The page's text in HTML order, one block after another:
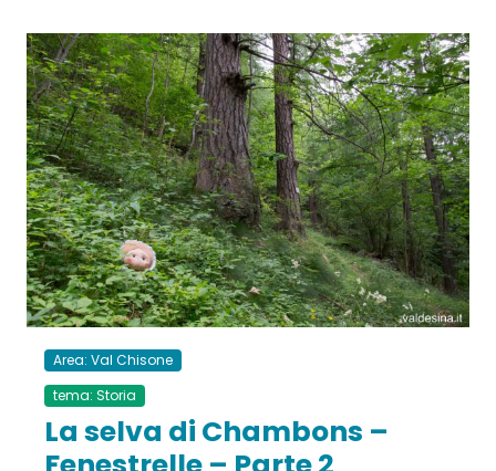
Area: Val Chisone
tema: Storia
La selva di Chambons –